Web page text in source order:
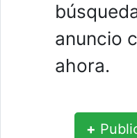
anuncio
ahora.
+